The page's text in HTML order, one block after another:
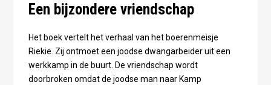
Een bijzondere vriendschap
Het boek vertelt het verhaal van het boerenmeisje
Riekie. Zij ontmoet een joodse dwangarbeider uit een
werkkamp in de buurt. De vriendschap wordt
doorbroken omdat de joodse man naar Kamp